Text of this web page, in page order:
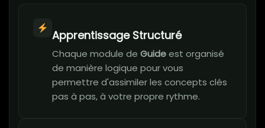
Apprentissage Structuré
Chaque module de Guideest organisé
de manière logique pour vous
permettre d'assimiler les concepts clés
pas à pas, à votre propre rythme.